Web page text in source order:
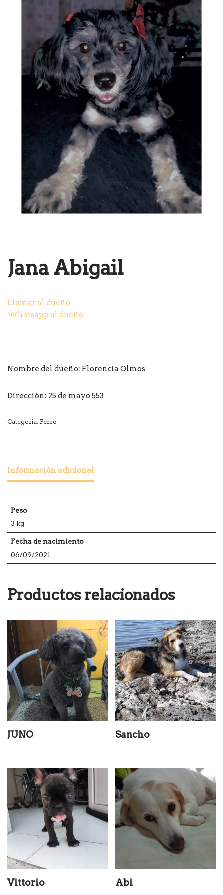
Jana Abigail
Llamar al dueño
Whatsapp al dueño
Nombre del dueño: Florencia Olmos
Dirección: 25 de mayo 553
Categoría: Perro
Información adicional
Peso
3 kg
Fecha de nacimiento
06/09/2021
Productos relacionados
JUNO Sancho
Vittorio Abi